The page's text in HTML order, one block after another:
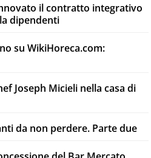
il contratto integrativo
dipendenti
su WikiHoreca.com:
Joseph Micieli nella casa di
da non perdere. Parte due